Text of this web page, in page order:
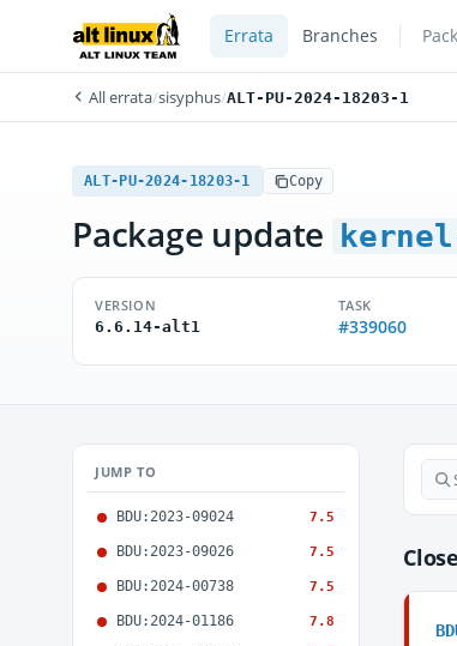
Errata Branches
All errata/sisyphus/ALT-PU-2024-18203-1
ALT-PU-2024-18203-1 Copy
Package update
VERSION
6.6.14-alt1
TASK
#339060
JUMP TO
BDU:2023-09024 7.5
BDU:2023-09026 7.5
BDU:2024-00738 7.5
BDU:2024-01186 7.8